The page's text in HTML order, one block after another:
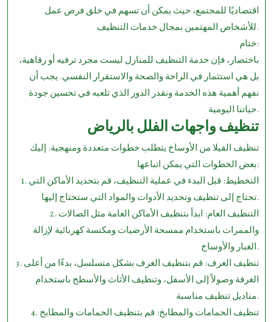
اقتصاديًا للمجتمع، حيث يمكن أن تسهم في خلق فرص عمل
للأشخاص المهتمين بمجال خدمات التنظيف.
ختام:
باختصار، فإن خدمة التنظيف للمنازل ليست مجرد ترفيه أو رفاهية،
بل هي استثمار في الراحة والصحة والاستقرار النفسي. يجب أن
نفهم أهمية هذه الخدمة ونقدر الدور الذي تلعبه في تحسين جودة
حياتنا اليومية.
تنظيف واجهات الفلل بالرياض
تنظيف الفيلا من الأوساخ يتطلب خطوات متعددة ومنهجية. إليك
بعض الخطوات التي يمكن اتباعها:
1. التخطيط: قبل البدء في عملية التنظيف، قم بتحديد الأماكن التي
تحتاج إلى تنظيف وتحديد الأدوات والمواد التي ستحتاج إليها.
2. التنظيف العام: ابدأ بتنظيف الأماكن العامة مثل الصالات
والممرات باستخدام ممسحة الأرضيات ومكنسة كهربائية لإزالة
الغبار والأوساخ.
3. تنظيف الغرف: قم بتنظيف الغرف بشكل متسلسل، بدءًا من أعلى
الغرفة وصولاً إلى الأسفل، وتنظيف الأثاث والأسطح باستخدام
مناديل تنظيف مناسبة.
4. تنظيف الحمامات والمطابخ: قم بتنظيف الحمامات والمطابخ